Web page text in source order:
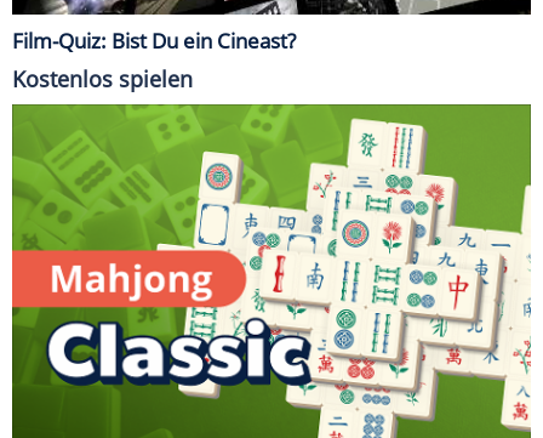
Film-Quiz: Bist Du ein Cineast?
Kostenlos spielen